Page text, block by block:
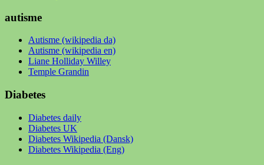
autisme
Autisme (wikipedia da)
Autisme (wikipedia en)
Liane Holliday Willey
Temple Grandin
Diabetes
Diabetes daily
Diabetes UK
Diabetes Wikipedia (Dansk)
Diabetes Wikipedia (Eng)